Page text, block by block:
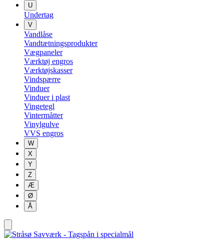
U
Undertag
V
Vandlåse
Vandtætningsprodukter
Vægpaneler
Værktøj engros
Værktøjskasser
Vindspærre
Vinduer
Vinduer i plast
Vingetegl
Vintermåtter
Vinylgulve
VVS engros
W
X
Y
Z
Æ
Ø
Å